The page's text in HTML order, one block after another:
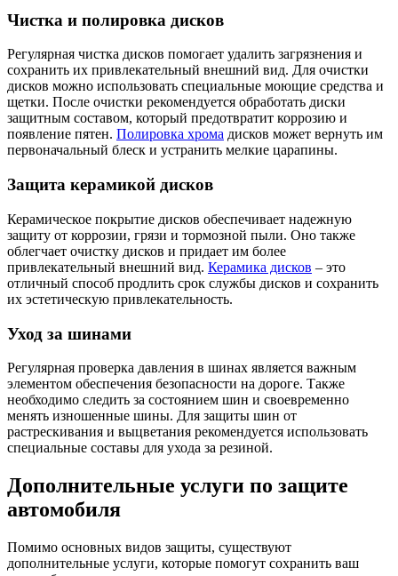
Чистка и полировка дисков
Регулярная чистка дисков помогает удалить загрязнения и
сохранить их привлекательный внешний вид. Для очистки
дисков можно использовать специальные моющие средства и
щетки. После очистки рекомендуется обработать диски
защитным составом, который предотвратит коррозию и
появление пятен. Полировка хрома дисков может вернуть им
первоначальный блеск и устранить мелкие царапины.
Защита керамикой дисков
Керамическое покрытие дисков обеспечивает надежную
защиту от коррозии, грязи и тормозной пыли. Оно также
облегчает очистку дисков и придает им более
привлекательный внешний вид. Керамика дисков – это
отличный способ продлить срок службы дисков и сохранить
их эстетическую привлекательность.
Уход за шинами
Регулярная проверка давления в шинах является важным
элементом обеспечения безопасности на дороге. Также
необходимо следить за состоянием шин и своевременно
менять изношенные шины. Для защиты шин от
растрескивания и выцветания рекомендуется использовать
специальные составы для ухода за резиной.
Дополнительные услуги по защите
автомобиля
Помимо основных видов защиты, существуют
дополнительные услуги, которые помогут сохранить ваш